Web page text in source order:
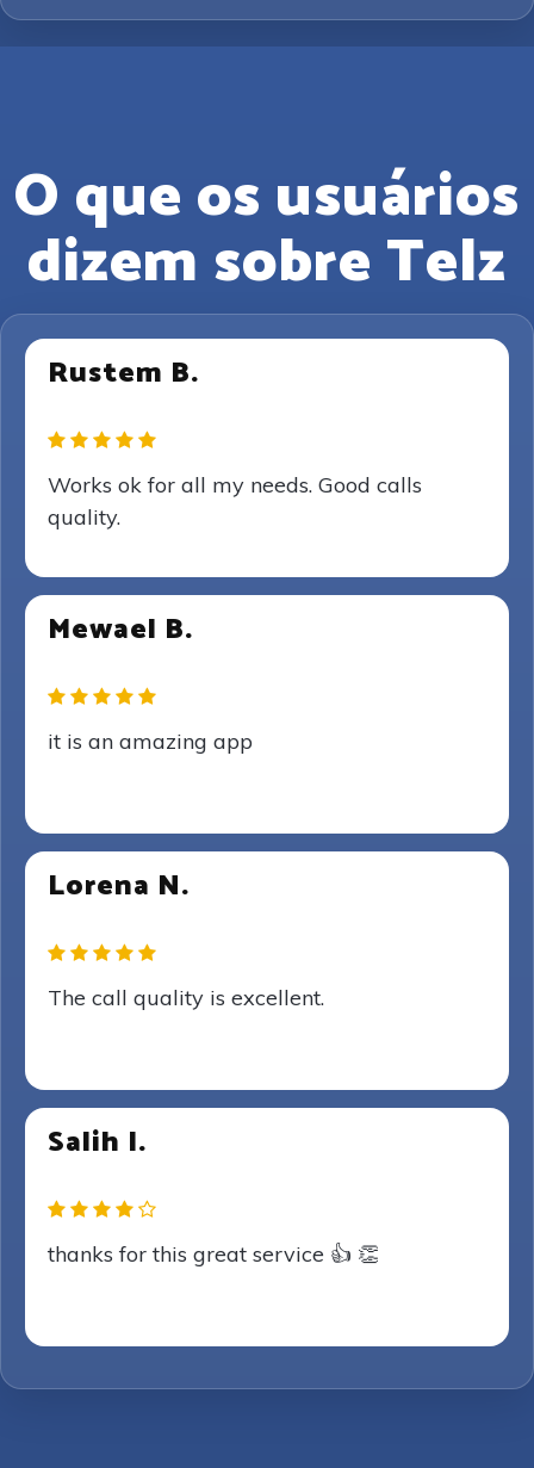
O que os usuários
dizem sobre Telz
Rustem B.
Works ok for all my needs. Good calls
quality.
Mewael B.
it is an amazing app
Lorena N.
The call quality is excellent.
Salih I.
thanks for this great service 👍 👏